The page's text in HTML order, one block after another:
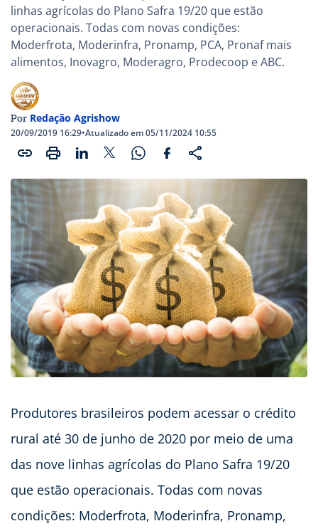
linhas agrícolas do Plano Safra 19/20 que estão
operacionais. Todas com novas condições:
Moderfrota, Moderinfra, Pronamp, PCA, Pronaf mais
alimentos, Inovagro, Moderagro, Prodecoop e ABC.
Por Redação Agrishow
20/09/2019 16:29•Atualizado em 05/11/2024 10:55
Produtores brasileiros podem acessar o crédito
rural até 30 de junho de 2020 por meio de uma
das nove linhas agrícolas do Plano Safra 19/20
que estão operacionais. Todas com novas
condições: Moderfrota, Moderinfra, Pronamp,